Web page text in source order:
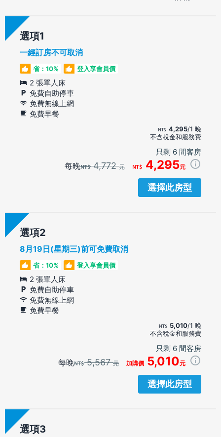
選項
一經訂房不可取消
省：10% 登入享會員價
2 張單人床
免費自助停車
免費無線上網
免費早餐
4,295/1 晚
不含稅金和服務費
只剩 6 間客房
每晚 4,772元 4,295元
選擇此房型
選項
8月19日(星期三)前可免費取消
省：10% 登入享會員價
2 張單人床
免費自助停車
免費無線上網
免費早餐
5,010/1 晚
不含稅金和服務費
只剩 6 間客房
每晚 5,567元 加購價 5,010元
選擇此房型
選項